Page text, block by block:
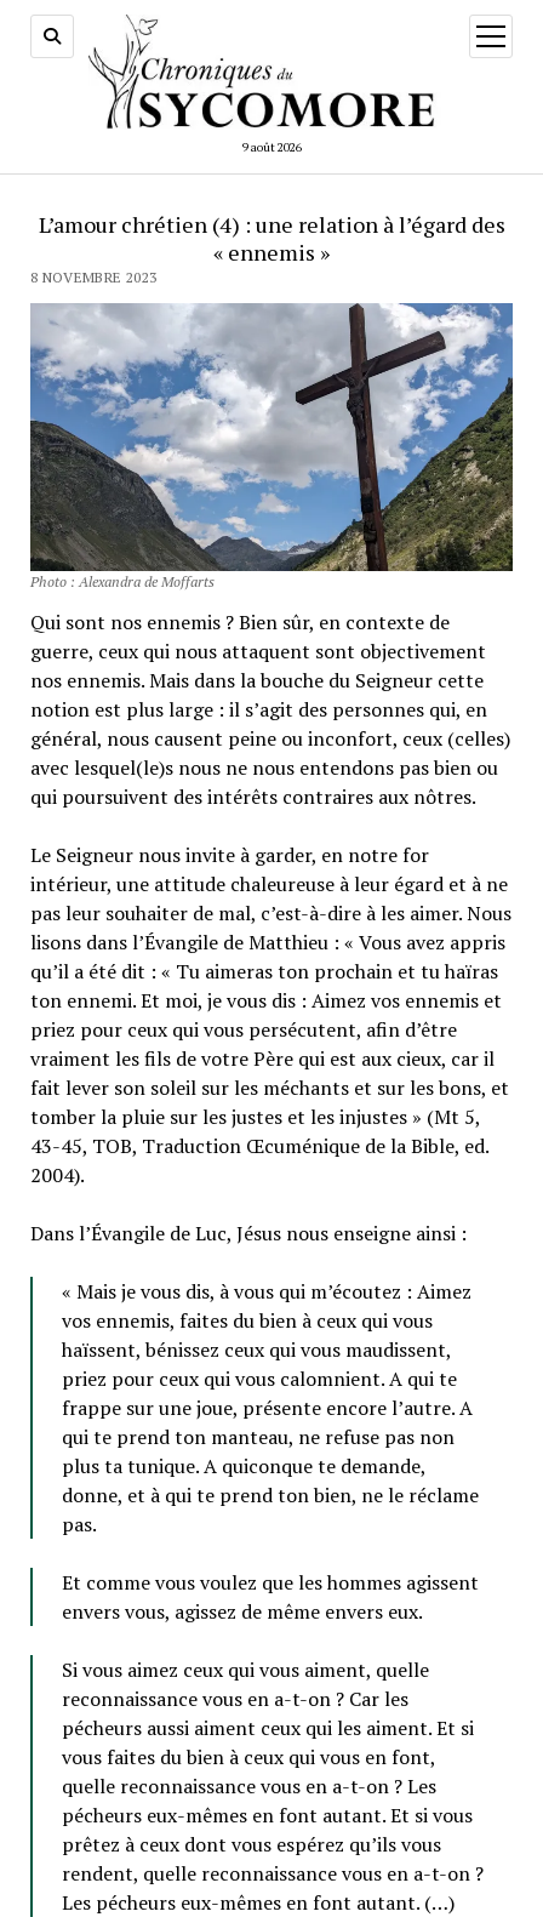
9 août 2026
ouvrir
menu
L’amour chrétien (4) : une relation à l’égard des
« ennemis »
8 NOVEMBRE 2023
Photo : Alexandra de Moffarts
Qui sont nos ennemis ? Bien sûr, en contexte de
guerre, ceux qui nous attaquent sont objectivement
nos ennemis. Mais dans la bouche du Seigneur cette
notion est plus large : il s’agit des personnes qui, en
général, nous causent peine ou inconfort, ceux (celles)
avec lesquel(le)s nous ne nous entendons pas bien ou
qui poursuivent des intérêts contraires aux nôtres.
Le Seigneur nous invite à garder, en notre for
intérieur, une attitude chaleureuse à leur égard et à ne
pas leur souhaiter de mal, c’est-à-dire à les aimer. Nous
lisons dans l’Évangile de Matthieu : « Vous avez appris
qu’il a été dit : « Tu aimeras ton prochain et tu haïras
ton ennemi. Et moi, je vous dis : Aimez vos ennemis et
priez pour ceux qui vous persécutent, afin d’être
vraiment les fils de votre Père qui est aux cieux, car il
fait lever son soleil sur les méchants et sur les bons, et
tomber la pluie sur les justes et les injustes » (Mt 5,
43-45, TOB, Traduction Œcuménique de la Bible, ed.
2004).
Dans l’Évangile de Luc, Jésus nous enseigne ainsi :
« Mais je vous dis, à vous qui m’écoutez : Aimez
vos ennemis, faites du bien à ceux qui vous
haïssent, bénissez ceux qui vous maudissent,
priez pour ceux qui vous calomnient. A qui te
frappe sur une joue, présente encore l’autre. A
qui te prend ton manteau, ne refuse pas non
plus ta tunique. A quiconque te demande,
donne, et à qui te prend ton bien, ne le réclame
pas.
Et comme vous voulez que les hommes agissent
envers vous, agissez de même envers eux.
Si vous aimez ceux qui vous aiment, quelle
reconnaissance vous en a-t-on ? Car les
pécheurs aussi aiment ceux qui les aiment. Et si
vous faites du bien à ceux qui vous en font,
quelle reconnaissance vous en a-t-on ? Les
pécheurs eux-mêmes en font autant. Et si vous
prêtez à ceux dont vous espérez qu’ils vous
rendent, quelle reconnaissance vous en a-t-on ?
Les pécheurs eux-mêmes en font autant. (…)